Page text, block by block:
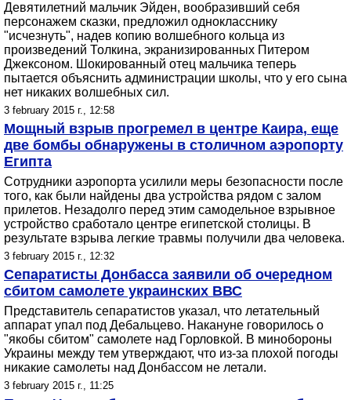
Девятилетний мальчик Эйден, вообразивший себя
персонажем сказки, предложил однокласснику
"исчезнуть", надев копию волшебного кольца из
произведений Толкина, экранизированных Питером
Джексоном. Шокированный отец мальчика теперь
пытается объяснить администрации школы, что у его сына
нет никаких волшебных сил.
3 february 2015 г., 12:58
Мощный взрыв прогремел в центре Каира, еще
две бомбы обнаружены в столичном аэропорту
Египта
Сотрудники аэропорта усилили меры безопасности после
того, как были найдены два устройства рядом с залом
прилетов. Незадолго перед этим самодельное взрывное
устройство сработало центре египетской столицы. В
результате взрыва легкие травмы получили два человека.
3 february 2015 г., 12:32
Сепаратисты Донбасса заявили об очередном
сбитом самолете украинских ВВС
Представитель сепаратистов указал, что летательный
аппарат упал под Дебальцево. Накануне говорилось о
"якобы сбитом" самолете над Горловкой. В минобороны
Украины между тем утверждают, что из-за плохой погоды
никакие самолеты над Донбассом не летали.
3 february 2015 г., 11:25